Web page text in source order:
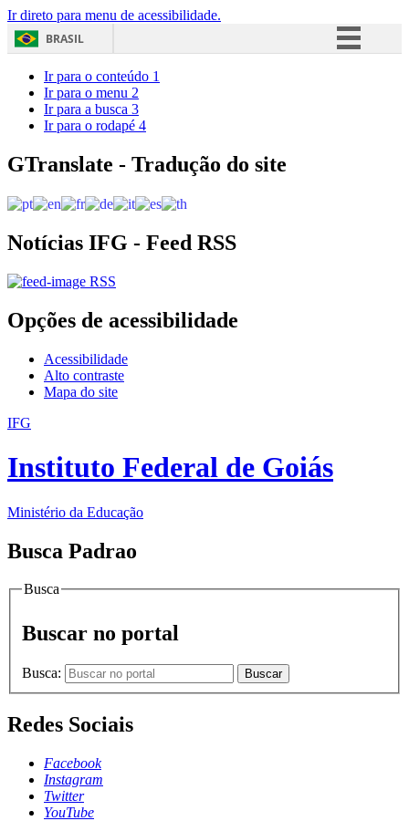
Ir direto para menu de acessibilidade.
BRASIL
Acesso à informação
Ir para o conteúdo 1
Ir para o menu 2
Ir para a busca 3
Ir para o rodapé 4
GTranslate - Tradução do site
Notícias IFG - Feed RSS
RSS
Opções de acessibilidade
Acessibilidade
Alto contraste
Mapa do site
IFG
Instituto Federal de Goiás
Ministério da Educação
Busca Padrao
Busca
Buscar no portal
Busca: Buscar
Redes Sociais
Facebook
Instagram
Twitter
YouTube